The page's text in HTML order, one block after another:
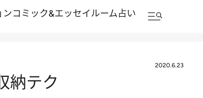
ンコミック&エッセイルーム占い
2020.6.23
納テク